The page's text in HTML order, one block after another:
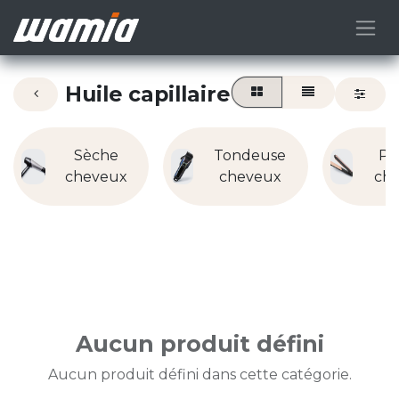
Huile capillaire
Sèche
cheveux
Tondeuse
cheveux
Aucun produit défini
Aucun produit défini dans cette catégorie.